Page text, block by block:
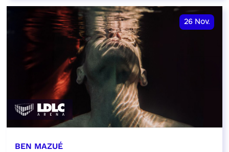
26 Nov.
BEN MAZUÉ